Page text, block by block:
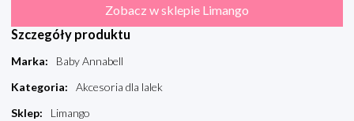
Zobacz w sklepie Limango
Szczegóły produktu
Marka:
Baby Annabell
Kategoria:
Akcesoria dla lalek
Sklep:
Limango